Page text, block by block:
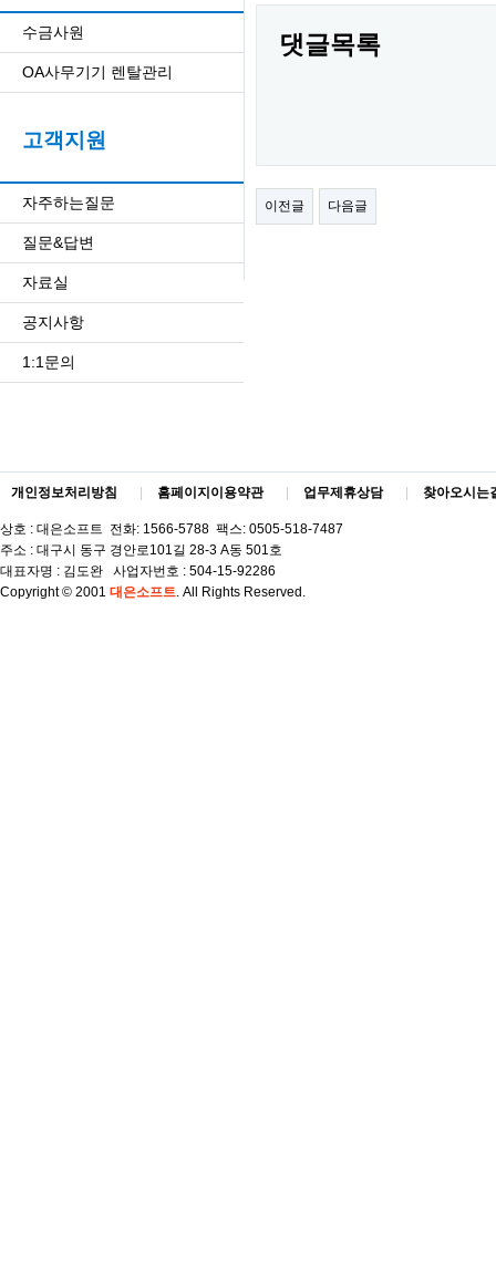
수금사원
OA사무기기 렌탈관리
고객지원
자주하는질문
질문&답변
자료실
공지사항
1:1문의
댓글목록
이전글 다음글
개인정보처리방침 홈페이지이용약관 업무제휴상담 찾아오시는
상호 : 대은소프트 전화: 1566-5788 팩스: 0505-518-7487
주소 : 대구시 동구 경안로101길 28-3 A동 501호
대표자명 : 김도완 사업자번호 : 504-15-92286
Copyright © 2001 대은소프트. All Rights Reserved.